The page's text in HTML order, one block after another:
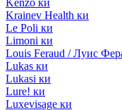
Kenzo ки
Krainev Health ки
Le Poli ки
Limoni ки
Louis Feraud / Луис
Lukas ки
Lukasi ки
Lure! ки
Luxevisage ки